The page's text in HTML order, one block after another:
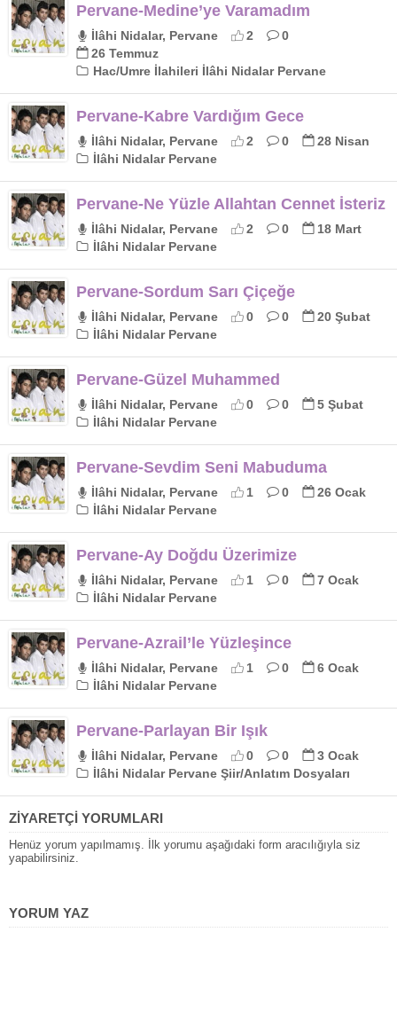
Pervane-Medine’ye Varamadım
İlâhi Nidalar, Pervane 2
0
26 Temmuz
Hac/Umre İlahileri İlâhi Nidalar Pervane
Pervane-Kabre Vardığım Gece
İlâhi Nidalar, Pervane 2 0
28 Nisan
İlâhi Nidalar Pervane
Pervane-Ne Yüzle Allahtan Cennet İsteriz
İlâhi Nidalar, Pervane 2 0
18 Mart
İlâhi Nidalar Pervane
Pervane-Sordum Sarı Çiçeğe
İlâhi Nidalar, Pervane 0 0
20 Şubat
İlâhi Nidalar Pervane
Pervane-Güzel Muhammed
İlâhi Nidalar, Pervane 0 0
5 Şubat
İlâhi Nidalar Pervane
Pervane-Sevdim Seni Mabuduma
İlâhi Nidalar, Pervane 1 0
26 Ocak
İlâhi Nidalar Pervane
Pervane-Ay Doğdu Üzerimize
İlâhi Nidalar, Pervane 1 0
7 Ocak
İlâhi Nidalar Pervane
Pervane-Azrail’le Yüzleşince
İlâhi Nidalar, Pervane 1 0
6 Ocak
İlâhi Nidalar Pervane
Pervane-Parlayan Bir Işık
İlâhi Nidalar, Pervane 0 0
3 Ocak
İlâhi Nidalar Pervane Şiir/Anlatım Dosyaları
ZİYARETÇİ YORUMLARI
Henüz yorum yapılmamış. İlk yorumu aşağıdaki form aracılığıyla siz
yapabilirsiniz.
YORUM YAZ